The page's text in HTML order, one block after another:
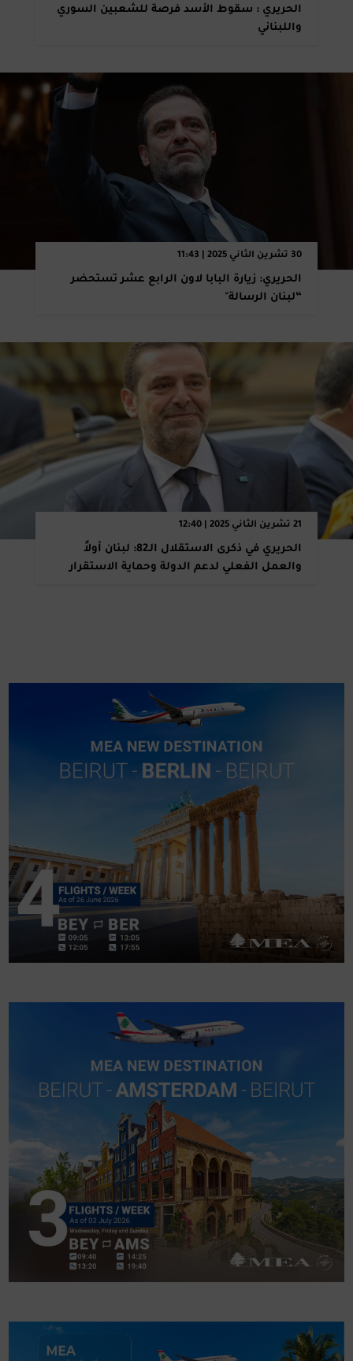
الحريري : سقوط الأسد فرصة للشعبين السوري
واللبناني
30 تشرين الثاني 2025 | 11:43
الحريري: زيارة البابا لاون الرابع عشر تستحضر
“لبنان الرسالة"
21 تشرين الثاني 2025 | 12:40
الحريري في ذكرى الاستقلال الـ82: لبنان أولاً
والعمل الفعلي لدعم الدولة وحماية الاستقرار